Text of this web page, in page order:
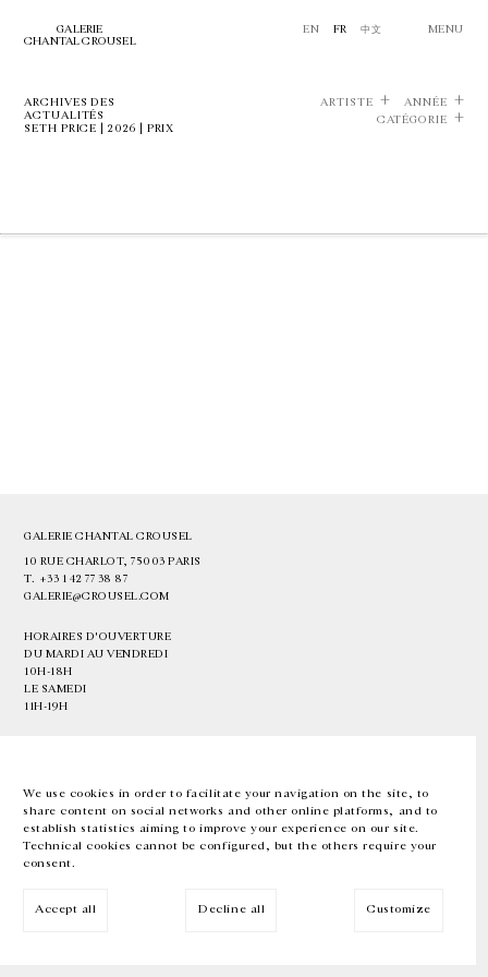
We use cookies in order to facilitate your navigation on the site, to
share content on social networks and other online platforms, and to
establish statistics aiming to improve your experience on our site.
Technical cookies cannot be configured, but the others require your
consent.
Accept all Decline all Customize
GALERIE
CHANTAL CROUSEL
EN FR 中文 MENU
ARCHIVES DES
ACTUALITÉS
SETH PRICE | 2026 | PRIX
ARTISTE
ANNÉE
CATÉGORIE
GALERIE CHANTAL CROUSEL
10 RUE CHARLOT, 75003 PARIS
T. +33 1 42 77 38 87
GALERIE@CROUSEL.COM
HORAIRES D'OUVERTURE
DU MARDI AU VENDREDI
10H-18H
LE SAMEDI
11H-19H
EN FR 中文 Facebook Instagram
Inscrivez-vous à notre newsletter